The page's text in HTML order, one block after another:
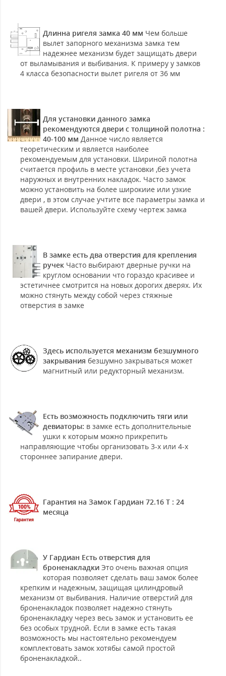
Длинна ригеля замка 40 мм Чем больше
вылет запорного механизма замка тем
надежнее механизм будет защищать двери
от выламывания и выбивания. К примеру у замков
4 класса безопасности вылет ригеля от 36 мм
Для установки данного замка
рекомендуются двери с толщиной полотна :
40-100 мм Данное число является
теоретическим и является наиболее
рекомендуемым для установки. Шириной полотна
считается профиль в месте установки ,без учета
наружных и внутренних накладок. Часто замок
можно установить на более широкиие или узкие
двери , в этом случае учтите все параметры замка и
вашей двери. Используйте схему чертеж замка
В замке есть два отверстия для крепления
ручек Часто выбирают дверные ручки на
круглом основании что гораздо красивее и
эстетичнее смотрится на новых дорогих дверях. Их
можно стянуть между собой через стяжные
отверстия в замке
Здесь используется механизм безшумного
закрывания безшумно закрываться может
магнитный или редукторный механизм.
Есть возможность подключить тяги или
девиаторы: в замке есть дополнительные
ушки к которым можно прикрепить
направляющие чтобы организовать 3-х или 4-х
стороннее запирание двери.
Гарантия на Замок Гардиан 72.16 T : 24
месяца
У Гардиан Есть отверстия для
броненакладки Это очень важная опция
которая позволяет сделать ваш замок более
крепким и надежным, защищая цилиндровый
механизм от выбивания. Наличие отверстий для
броненакладок позволяет надежно стянуть
броненакладку через весь замок и установить ее
без особых трудной. Если в замке есть такая
возможность мы настоятельно рекомендуем
комплектовать замок хотябы самой простой
броненакладкой..